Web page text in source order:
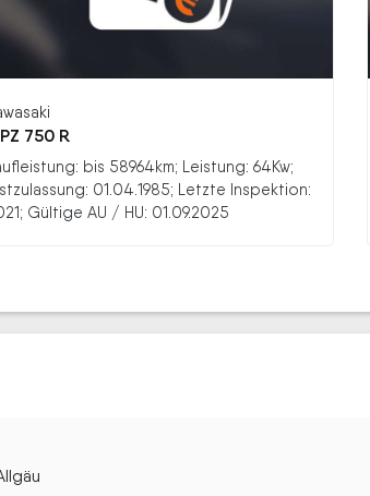
750 R
bis 58964km; Leistung: 64Kw;
01.04.1985; Letzte Inspektion:
Gültige AU / HU: 01.09.2025